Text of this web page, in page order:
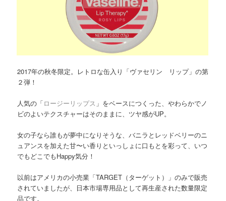
2017年の秋冬限定。レトロな缶入り「ヴァセリン リップ」の第
２弾！
人気の「ロージーリップス 」をベースにつくった、やわらかでノ
ビのよいテクスチャーはそのままに、ツヤ感がUP。
女の子なら誰もが夢中になりそうな、バニラとレッドベリーのニ
ュアンスを加えた甘〜い香りといっしょに口もとを彩って、いつ
でもどこでもHappy気分！
以前はアメリカの小売業「TARGET（ターゲット）」のみで販売
されていましたが、日本市場専用品として再生産された数量限定
品です。